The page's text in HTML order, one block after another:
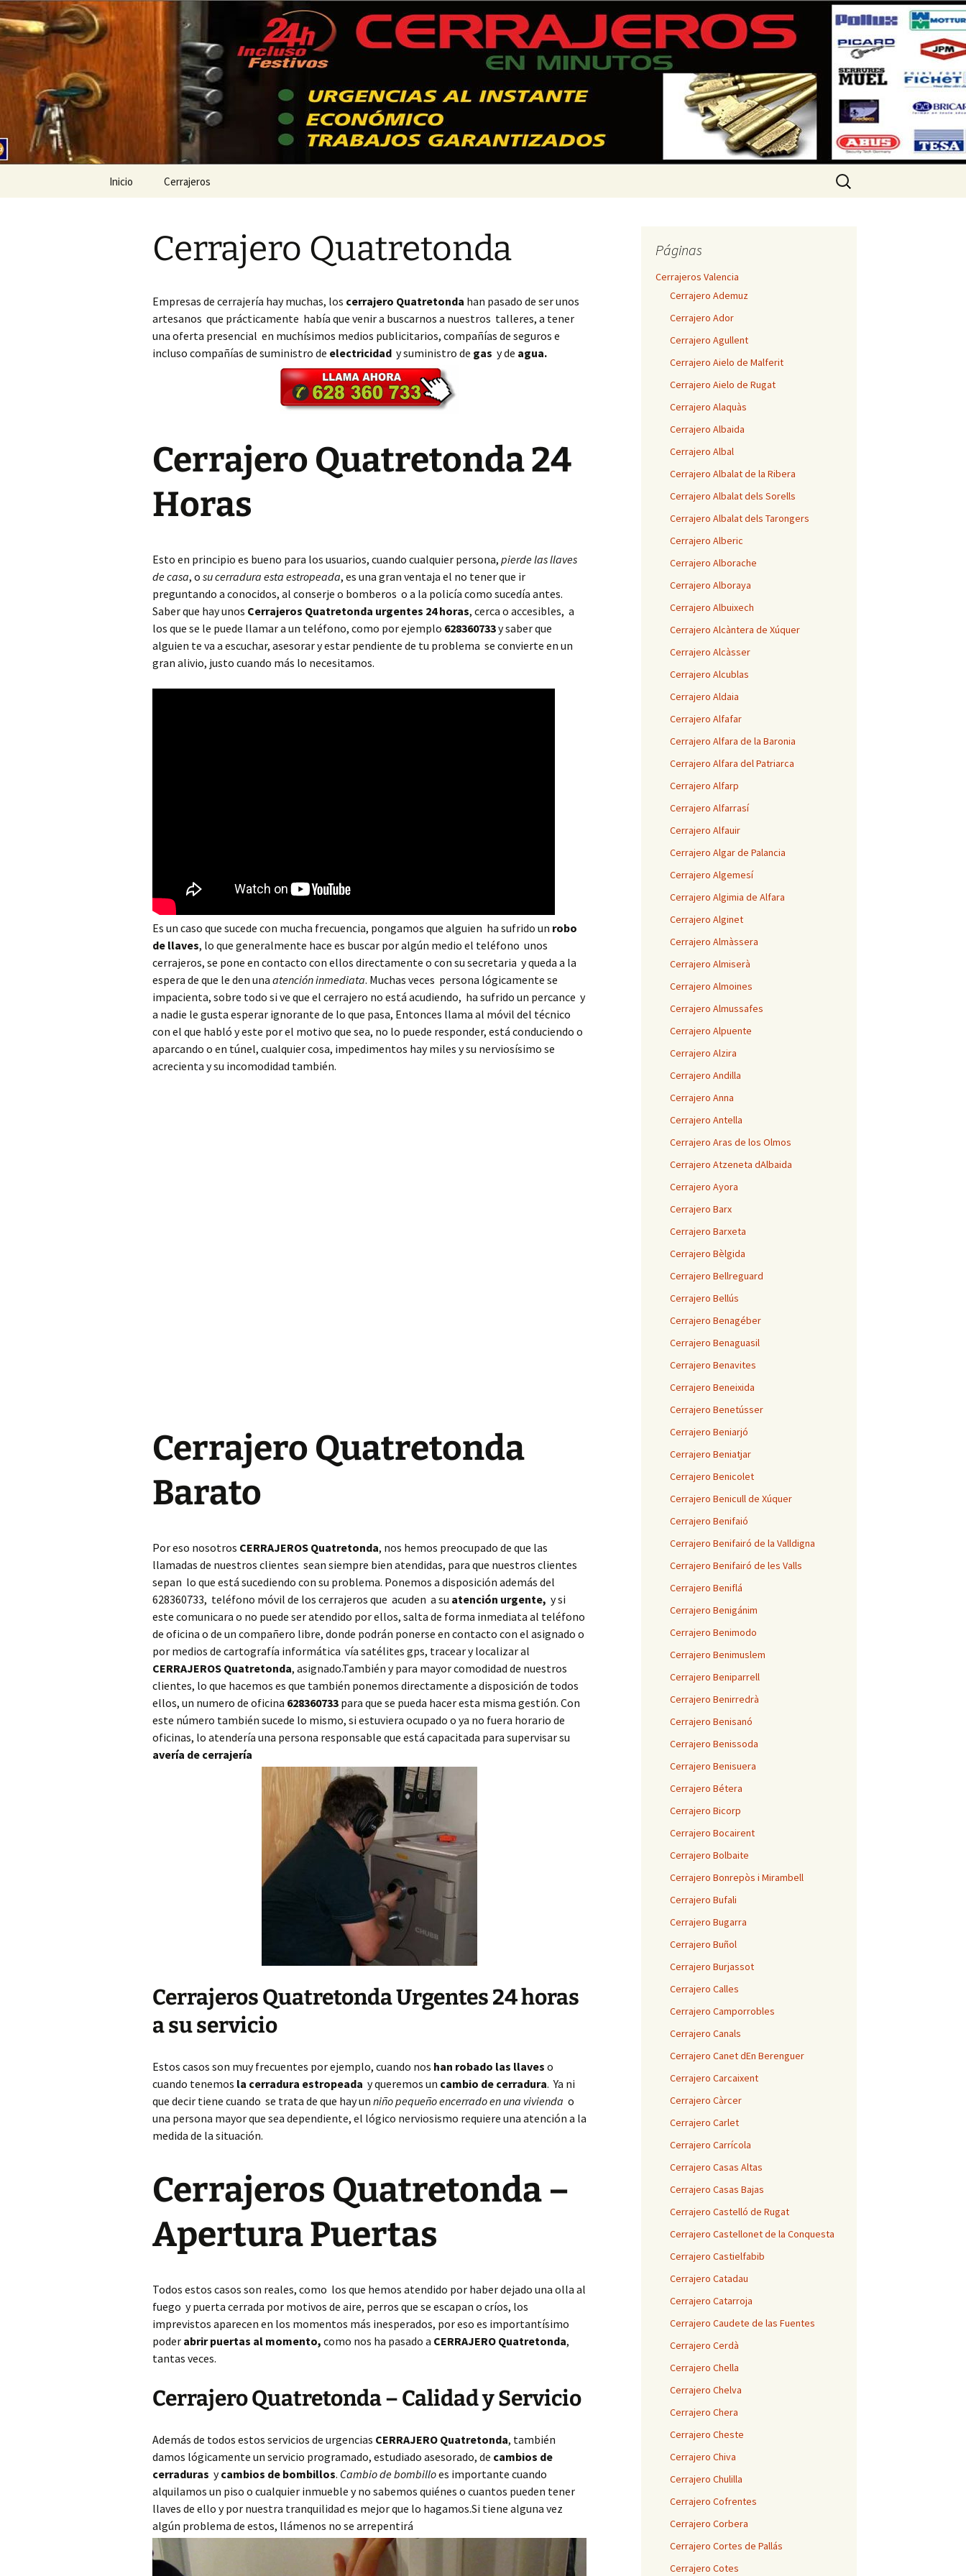
Ir
al
contenido
Cerrajeros Valencia – 628 360 733
Inicio Cerrajeros
Cerrajero Ador
Cerrajero Aielo de
Malferit
Cerrajero Aielo de Rugat
Cerrajero Albal
Cerrajero Albalat de la
Ribera
Cerrajero Albalat dels
Tarongers
Cerrajero Alberic
Cerrajero Alborache
Cerrajero Alfafar
Cerrajero Alfara de la
Baronia
Cerrajero Alfara del
Patriarca
Cerrajero Alfarp
Cerrajero Alfarrasí
Cerrajero Alfauir
Cerrajero Andilla
Cerrajero Antella
Olmos
Cerrajero Atzeneta
dAlbaida
Cerrajero Barx
Cerrajero Barxeta
Cerrajero Bèlgida
Cerrajero Bellreguard
Buscar:
Cerrajero Quatretonda
Empresas de cerrajería hay muchas, los cerrajero Quatretonda han pasado de ser unos
artesanos que prácticamente había que venir a buscarnos a nuestros talleres, a tener
una oferta presencial en muchísimos medios publicitarios, compañías de seguros e
incluso compañías de suministro de electricidad y suministro de gas y de agua.
Cerrajero Quatretonda 24
Horas
Esto en principio es bueno para los usuarios, cuando cualquier persona, pierde las llaves
de casa, o su cerradura esta estropeada, es una gran ventaja el no tener que ir
preguntando a conocidos, al conserje o bomberos o a la policía como sucedía antes.
Saber que hay unos Cerrajeros Quatretonda urgentes 24 horas, cerca o accesibles, a
los que se le puede llamar a un teléfono, como por ejemplo 628360733y saber que
alguien te va a escuchar, asesorar y estar pendiente de tu problema se convierte en un
gran alivio, justo cuando más lo necesitamos.
Es un caso que sucede con mucha frecuencia, pongamos que alguien ha sufrido un robo
de llaves, lo que generalmente hace es buscar por algún medio el teléfono unos
cerrajeros, se pone en contacto con ellos directamente o con su secretaria y queda a la
espera de que le den una atención inmediata. Muchas veces persona lógicamente se
impacienta, sobre todo si ve que el cerrajero no está acudiendo, ha sufrido un percance y
a nadie le gusta esperar ignorante de lo que pasa, Entonces llama al móvil del técnico
con el que habló y este por el motivo que sea, no lo puede responder, está conduciendo o
aparcando o en túnel, cualquier cosa, impedimentos hay miles y su nerviosísimo se
acrecienta y su incomodidad también.
Cerrajero Quatretonda
Barato
Por eso nosotros CERRAJEROS Quatretonda, nos hemos preocupado de que las
llamadas de nuestros clientes sean siempre bien atendidas, para que nuestros clientes
sepan lo que está sucediendo con su problema. Ponemos a disposición además del
628360733, teléfono móvil de los cerrajeros que acuden a su atención urgente, y si
este comunicara o no puede ser atendido por ellos, salta de forma inmediata al teléfono
de oficina o de un compañero libre, donde podrán ponerse en contacto con el asignado o
por medios de cartografía informática vía satélites gps, tracear y localizar al
CERRAJEROS Quatretonda, asignado.También y para mayor comodidad de nuestros
clientes, lo que hacemos es que también ponemos directamente a disposición de todos
ellos, un numero de oficina 628360733 para que se pueda hacer esta misma gestión. Con
este número también sucede lo mismo, si estuviera ocupado o ya no fuera horario de
oficinas, lo atendería una persona responsable que está capacitada para supervisar su
avería de cerrajería
Cerrajeros Quatretonda Urgentes 24 horas
a su servicio
Estos casos son muy frecuentes por ejemplo, cuando nos han robado las llaves o
cuando tenemos la cerradura estropeada y queremos un cambio de cerradura. Ya ni
que decir tiene cuando se trata de que hay un niño pequeño encerrado en una vivienda o
una persona mayor que sea dependiente, el lógico nerviosismo requiere una atención a la
medida de la situación.
Cerrajeros Quatretonda –
Apertura Puertas
Todos estos casos son reales, como los que hemos atendido por haber dejado una olla al
fuego y puerta cerrada por motivos de aire, perros que se escapan o críos, los
imprevistos aparecen en los momentos más inesperados, por eso es importantísimo
poder abrir puertas al momento, como nos ha pasado a CERRAJERO Quatretonda,
tantas veces.
Cerrajero Quatretonda – Calidad y Servicio
Además de todos estos servicios de urgencias CERRAJERO Quatretonda, también
damos lógicamente un servicio programado, estudiado asesorado, de cambios de
cerraduras ycambios de bombillos. Cambio de bombilloes importante cuando
alquilamos un piso o cualquier inmueble y no sabemos quiénes o cuantos pueden tener
llaves de ello y por nuestra tranquilidad es mejor que lo hagamos.Si tiene alguna vez
algún problema de estos, llámenos no se arrepentirá
Páginas
Cerrajeros Valencia
Cerrajero Ademuz
Cerrajero Ador
Cerrajero Agullent
Cerrajero Aielo de Malferit
Cerrajero Aielo de Rugat
Cerrajero Alaquàs
Cerrajero Albaida
Cerrajero Albal
Cerrajero Albalat de la Ribera
Cerrajero Albalat dels Sorells
Cerrajero Albalat dels Tarongers
Cerrajero Alberic
Cerrajero Alborache
Cerrajero Alboraya
Cerrajero Albuixech
Cerrajero Alcàntera de Xúquer
Cerrajero Alcàsser
Cerrajero Alcublas
Cerrajero Aldaia
Cerrajero Alfafar
Cerrajero Alfara de la Baronia
Cerrajero Alfara del Patriarca
Cerrajero Alfarp
Cerrajero Alfarrasí
Cerrajero Alfauir
Cerrajero Algar de Palancia
Cerrajero Algemesí
Cerrajero Algimia de Alfara
Cerrajero Alginet
Cerrajero Almàssera
Cerrajero Almiserà
Cerrajero Almoines
Cerrajero Almussafes
Cerrajero Alpuente
Cerrajero Alzira
Cerrajero Andilla
Cerrajero Anna
Cerrajero Antella
Cerrajero Aras de los Olmos
Cerrajero Atzeneta dAlbaida
Cerrajero Ayora
Cerrajero Barx
Cerrajero Barxeta
Cerrajero Bèlgida
Cerrajero Bellreguard
Cerrajero Bellús
Cerrajero Benagéber
Cerrajero Benaguasil
Cerrajero Benavites
Cerrajero Beneixida
Cerrajero Benetússer
Cerrajero Beniarjó
Cerrajero Beniatjar
Cerrajero Benicolet
Cerrajero Benicull de Xúquer
Cerrajero Benifaió
Cerrajero Benifairó de la Valldigna
Cerrajero Benifairó de les Valls
Cerrajero Beniflá
Cerrajero Benigánim
Cerrajero Benimodo
Cerrajero Benimuslem
Cerrajero Beniparrell
Cerrajero Benirredrà
Cerrajero Benisanó
Cerrajero Benissoda
Cerrajero Benisuera
Cerrajero Bétera
Cerrajero Bicorp
Cerrajero Bocairent
Cerrajero Bolbaite
Cerrajero Bonrepòs i Mirambell
Cerrajero Bufali
Cerrajero Bugarra
Cerrajero Buñol
Cerrajero Burjassot
Cerrajero Calles
Cerrajero Camporrobles
Cerrajero Canals
Cerrajero Canet dEn Berenguer
Cerrajero Carcaixent
Cerrajero Càrcer
Cerrajero Carlet
Cerrajero Carrícola
Cerrajero Casas Altas
Cerrajero Casas Bajas
Cerrajero Castelló de Rugat
Cerrajero Castellonet de la Conquesta
Cerrajero Castielfabib
Cerrajero Catadau
Cerrajero Catarroja
Cerrajero Caudete de las Fuentes
Cerrajero Cerdà
Cerrajero Chella
Cerrajero Chelva
Cerrajero Chera
Cerrajero Cheste
Cerrajero Chiva
Cerrajero Chulilla
Cerrajero Cofrentes
Cerrajero Corbera
Cerrajero Cortes de Pallás
Cerrajero Cotes